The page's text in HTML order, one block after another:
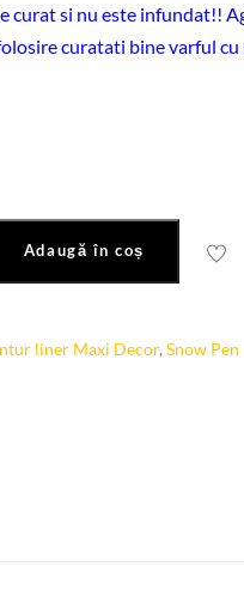
curat si nu este infundat!!
curatati bine varful cu
Adaugă în coș
liner Maxi Decor,Snow Pen